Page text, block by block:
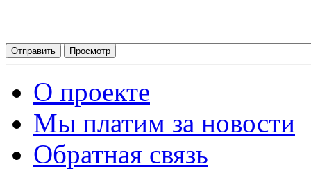
О проекте
Мы платим за новости
Обратная связь